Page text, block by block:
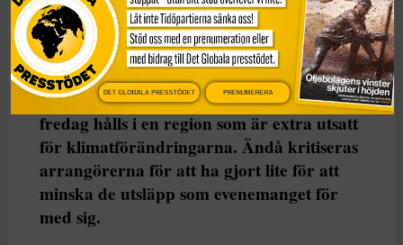
Milano och Cortina, Italien. Foto: AP Photo/Fatima Shbair
OS i Milano och Cortina som startar på
fredag hålls i en region som är extra utsatt
för klimatförändringarna. Ändå kritiseras
arrangörerna för att ha gjort lite för att
minska de utsläpp som evenemanget för
med sig.
DET GLOBALA PRESSTÖDET PRENUMERERA